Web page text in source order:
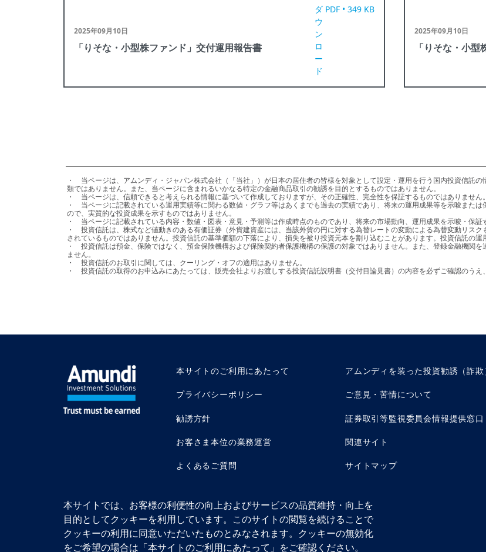
2025年09月10日
「りそな・小型株ファンド」交付運用報告書
ダ
ウ
ン
ロ
ー
ド
PDF • 349 KB
2025年09月10日
「りそな・小型
・	当ページは、アムンディ・ジャパン株式会社（「当社」）が日本の居住者の皆様を対象として設定・運用を行う国内投資信託の情報提供を目的として、当社が作成したものであり、法令等に基づく開示書
類ではありません。また、当ページに含まれるいかなる特定の金融商品取引の勧誘を目的とするものではありません。
・	当ページは、信頼できると考えられる情報に基づいて作成しておりますが、その正確性、完全性を保証するものではありません。
・	当ページに記載されている運用実績等に関わる数値・グラフ等はあくまでも過去の実績であり、将来の運用成果等を示唆または保証するものではありません。また、手数料・税金等を考慮しておりません
ので、実質的な投資成果を示すものではありません。
・	当ページに記載されている内容・数値・図表・意見・予測等は作成時点のものであり、将来の市場動向、運用成果を示唆・保証するものではなく、予告なしに変更される可能性があります。
・	投資信託は、株式など値動きのある有価証券（外貨建資産には、当該外貨の円に対する為替レートの変動による為替変動リスクもあります。）に投資しますので、基準価額は変動します。投資元本が保証
されているものではありません。投資信託の基準価額の下落により、損失を被り投資元本を割り込むことがあります。投資信託の運
・	投資信託は預金、保険ではなく、預金保険機構および保険契約者保護機構の保護の対象ではありません。また、登録金融機関を通じてご購入いただいた投資信託は、投資者保護基金の保護の対象とはなり
ません。
・	投資信託のお取引に関しては、クーリング・オフの適用はありません。
・	投資信託の取得のお申込みにあたっては、販売会社よりお渡しする投資信託説明書（交付目論見書）の内容を必ずご確認のうえ
本サイトのご利用にあたって
プライバシーポリシー
勧誘方針
お客さま本位の業務運営
よくあるご質問
アムンディを装った投資勧誘（詐欺
ご意見・苦情について
証券取引等監視委員会情報提供窓口
関連サイト
サイトマップ
© 2026 Amundi
アムンディ・ジャパン株式会社 金融商品取引業者 関東財務局長（金商）第350号
加入協会：一般社団法人 資産運用業協会／日本証券業協会／一般社団法人 第二種金融商品
本サイトでは、お客様の利便性の向上およびサービスの品質維持・向上を
目的としてクッキーを利用しています。このサイトの閲覧を続けることで
クッキーの利用に同意いただいたものとみなされます。クッキーの無効化
をご希望の場合は「本サイトのご利用にあたって」をご確認ください。